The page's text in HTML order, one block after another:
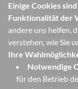
Einige Cookies
Funktionalität der
andere uns helfen,
verstehen, wie Sie
Ihre
Notwendige
für den Betrieb
75-
sowie im
Team
der
uns mit
enges